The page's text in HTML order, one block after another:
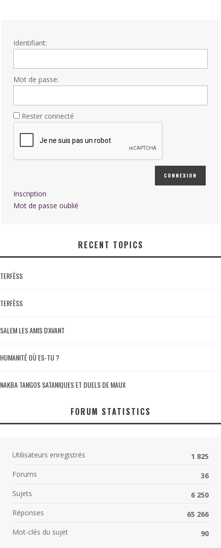
Identifiant:
Mot de passe:
Rester connecté
CONNEXION
Inscription
Mot de passe oublié
RECENT TOPICS
TERFÈSS
TERFÈSS
SALEM LES AMIS D'AVANT
HUMANITÉ OÙ ES-TU ?
NAKBA TANGOS SATANIQUES ET DUELS DE MAUX
FORUM STATISTICS
Utilisateurs enregistrés
1 825
Forums
36
Sujets
6 250
Réponses
65 266
Mot-clés du sujet
90